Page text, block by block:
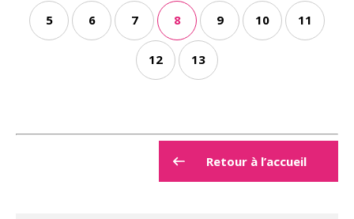
5 6 7 8 9 10 11
12 13
Retour à l’accueil